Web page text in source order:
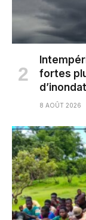
fortes
8 AOÛT 2026